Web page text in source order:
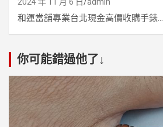
和運當舖專業台北現金高價收購手錶...
你可能錯過他了↓